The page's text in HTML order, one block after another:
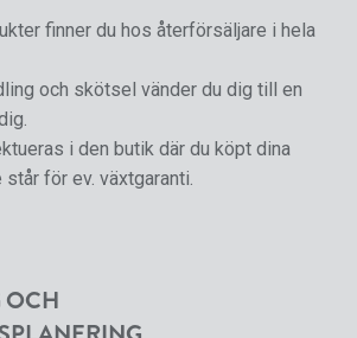
finner du hos återförsäljare i hela
och skötsel vänder du dig till en
i den butik där du köpt dina
för ev. växtgaranti.
OCH